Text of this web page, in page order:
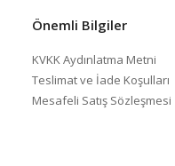
Önemli Bilgiler
KVKK Aydınlatma Metni
Teslimat ve İade Koşulları
Mesafeli Satış Sözleşmesi